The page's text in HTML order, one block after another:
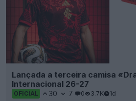
Lançada a terceira camisa
Internacional 26-27
OFICIAL 30 7 0 3.7K 1d